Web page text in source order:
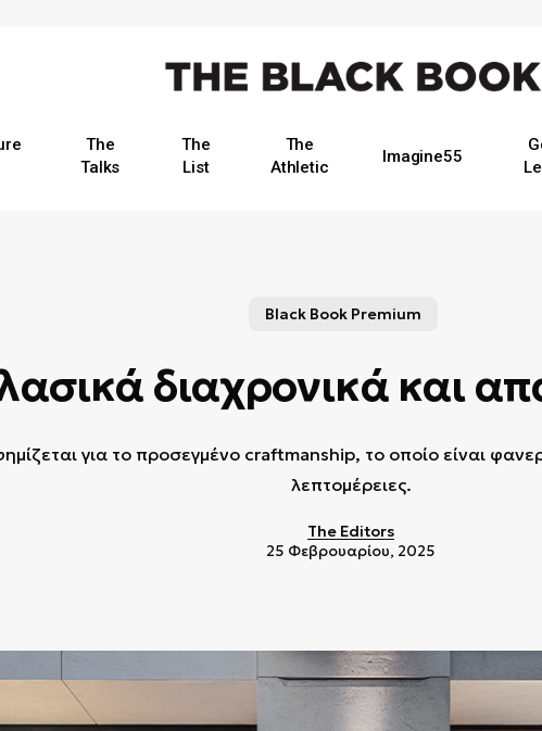
The
Talks
The
List
The
Athletic
Imagine55
Black Book Premium
διαχρονικά και
για το προσεγμένο craftmanship, το οποίο είναι
λεπτομέρειες.
The Editors
25 Φεβρουαρίου, 2025